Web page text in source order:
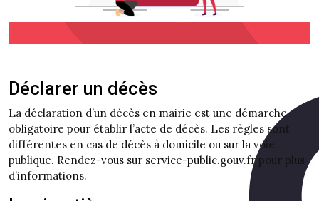
Déclarer un décès
La déclaration d’un décès en mairie est une démarche
obligatoire pour établir l’acte de décès. Les règles sont
différentes en cas de décès à domicile ou sur la voie
publique. Rendez-vous sur service-public.gouv.frpour plus
d’informations.